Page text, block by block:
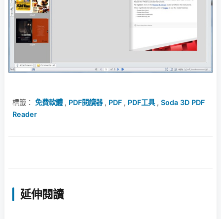
標籤： 免費軟體, PDF閱讀器, PDF , PDF工具, Soda 3D PDF
Reader
延伸閱讀